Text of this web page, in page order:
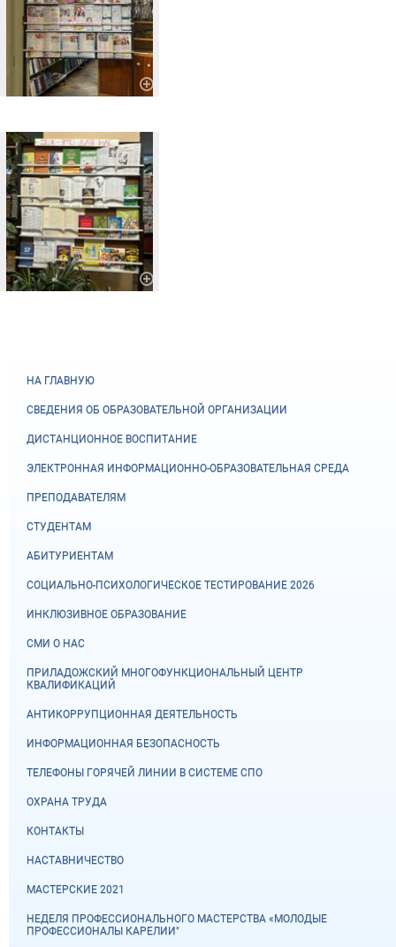
НА ГЛАВНУЮ
СВЕДЕНИЯ ОБ ОБРАЗОВАТЕЛЬНОЙ ОРГАНИЗАЦИИ
ДИСТАНЦИОННОЕ ВОСПИТАНИЕ
ЭЛЕКТРОННАЯ ИНФОРМАЦИОННО-ОБРАЗОВАТЕЛЬНАЯ СРЕДА
ПРЕПОДАВАТЕЛЯМ
СТУДЕНТАМ
АБИТУРИЕНТАМ
СОЦИАЛЬНО-ПСИХОЛОГИЧЕСКОЕ ТЕСТИРОВАНИЕ 2026
ИНКЛЮЗИВНОЕ ОБРАЗОВАНИЕ
СМИ О НАС
ПРИЛАДОЖСКИЙ МНОГОФУНКЦИОНАЛЬНЫЙ ЦЕНТР
КВАЛИФИКАЦИЙ
АНТИКОРРУПЦИОННАЯ ДЕЯТЕЛЬНОСТЬ
ИНФОРМАЦИОННАЯ БЕЗОПАСНОСТЬ
ТЕЛЕФОНЫ ГОРЯЧЕЙ ЛИНИИ В СИСТЕМЕ СПО
ОХРАНА ТРУДА
КОНТАКТЫ
НАСТАВНИЧЕСТВО
МАСТЕРСКИЕ 2021
НЕДЕЛЯ ПРОФЕССИОНАЛЬНОГО МАСТЕРСТВА «МОЛОДЫЕ
ПРОФЕССИОНАЛЫ КАРЕЛИИ"